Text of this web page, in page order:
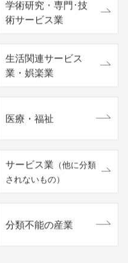
術サービス業
生活関連サービス
業・娯楽業
医療・福祉
サービス業 （他に分類
されないもの）
分類不能の産業